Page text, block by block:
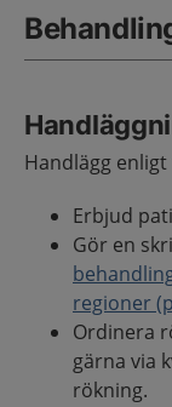
Handlägg
Erbjud
Gör en
regioner
Ordinera
gärna via
rökning.